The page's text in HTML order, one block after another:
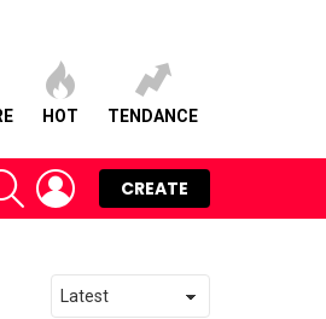
HOT TENDANCE
SEARCH LOGIN
CREATE